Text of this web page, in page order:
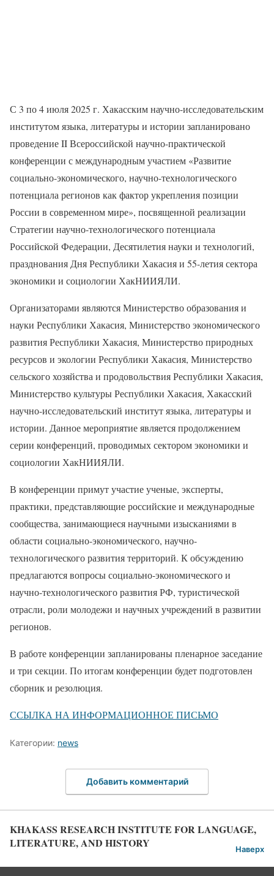
С 3 по 4 июля 2025 г. Хакасским научно-исследовательским
институтом языка, литературы и истории запланировано
проведение II Всероссийской научно-практической
конференции с международным участием «Развитие
социально-экономического, научно-технологического
потенциала регионов как фактор укрепления позиции
России в современном мире», посвященной реализации
Стратегии научно-технологического потенциала
Российской Федерации, Десятилетия науки и технологий,
празднования Дня Республики Хакасия и 55-летия сектора
экономики и социологии ХакНИИЯЛИ.
Организаторами являются Министерство образования и
науки Республики Хакасия, Министерство экономического
развития Республики Хакасия, Министерство природных
ресурсов и экологии Республики Хакасия, Министерство
сельского хозяйства и продовольствия Республики Хакасия,
Министерство культуры Республики Хакасия, Хакасский
научно-исследовательский институт языка, литературы и
истории. Данное мероприятие является продолжением
серии конференций, проводимых сектором экономики и
социологии ХакНИИЯЛИ.
В конференции примут участие ученые, эксперты,
практики, представляющие российские и международные
сообщества, занимающиеся научными изысканиями в
области социально-экономического, научно-
технологического развития территорий. К обсуждению
предлагаются вопросы социально-экономического и
научно-технологического развития РФ, туристической
отрасли, роли молодежи и научных учреждений в развитии
регионов.
В работе конференции запланированы пленарное заседание
и три секции. По итогам конференции будет подготовлен
сборник и резолюция.
ССЫЛКА НА ИНФОРМАЦИОННОЕ ПИСЬМО
Категории: news
Добавить комментарий
KHAKASS RESEARCH INSTITUTE FOR LANGUAGE,
LITERATURE, AND HISTORY
Наверх